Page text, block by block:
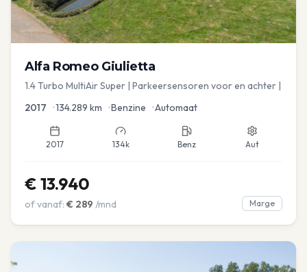
Alfa Romeo Giulietta
1.4 Turbo MultiAir Super | Parkeersensoren voor en achter |
2017 •134.289 km •Benzine •Automaat
2017 134k Benz Aut
€ 13.940
of vanaf: € 289 /mnd Marge